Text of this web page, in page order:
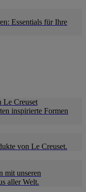
Essentials für Ihre
Creuset
inspirierte Formen
von Le Creuset.
mit unseren
aller Welt.